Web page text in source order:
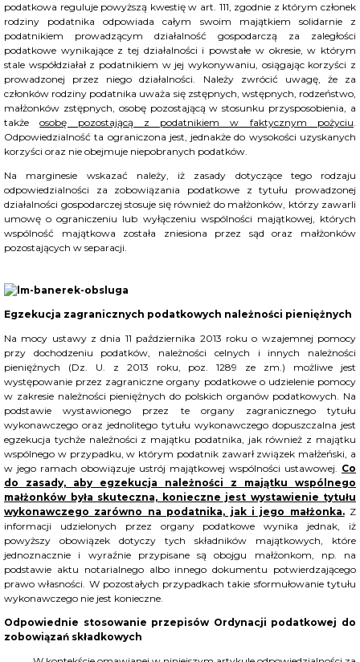
podatkowa reguluje powyższą kwestię w art. 111, zgodnie z którym członek
rodziny podatnika odpowiada całym swoim majątkiem solidarnie z
podatnikiem prowadzącym działalność gospodarczą za zaległości
podatkowe wynikające z tej działalności i powstałe w okresie, w którym
stale współdziałał z podatnikiem w jej wykonywaniu, osiągając korzyści z
prowadzonej przez niego działalności. Należy zwrócić uwagę, że za
członków rodziny podatnika uważa się zstępnych, wstępnych, rodzeństwo,
małżonków zstępnych, osobę pozostającą w stosunku przysposobienia, a
takżeosobę pozostającą z podatnikiem w faktycznym pożyciu.
Odpowiedzialność ta ograniczona jest, jednakże do wysokości uzyskanych
korzyści oraz nie obejmuje niepobranych podatków.
Na marginesie wskazać należy, iż zasady dotyczące tego rodzaju
odpowiedzialności za zobowiązania podatkowe z tytułu prowadzonej
działalności gospodarczej stosuje się również do małżonków, którzy zawarli
umowę o ograniczeniu lub wyłączeniu wspólności majątkowej, których
wspólność majątkowa została zniesiona przez sąd oraz małżonków
pozostających w separacji.
Egzekucja zagranicznych podatkowych należności pieniężnych
Na mocy ustawy z dnia 11 października 2013 roku o wzajemnej pomocy
przy dochodzeniu podatków, należności celnych i innych należności
pieniężnych (Dz. U. z 2013 roku, poz. 1289 ze zm.) możliwe jest
występowanie przez zagraniczne organy podatkowe o udzielenie pomocy
w zakresie należności pieniężnych do polskich organów podatkowych. Na
podstawie wystawionego przez te organy zagranicznego tytułu
wykonawczego oraz jednolitego tytułu wykonawczego dopuszczalna jest
egzekucja tychże należności z majątku podatnika, jak również z majątku
wspólnego w przypadku, w którym podatnik zawarł związek małżeński, a
w jego ramach obowiązuje ustrój majątkowej wspólności ustawowej. Co
do zasady, aby egzekucja należności z majątku wspólnego
małżonków była skuteczna, konieczne jest wystawienie tytułu
wykonawczego zarówno na podatnika, jak i jego małżonka.Z
informacji udzielonych przez organy podatkowe wynika jednak, iż
powyższy obowiązek dotyczy tych składników majątkowych, które
jednoznacznie i wyraźnie przypisane są obojgu małżonkom, np. na
podstawie aktu notarialnego albo innego dokumentu potwierdzającego
prawo własności. W pozostałych przypadkach takie sformułowanie tytułu
wykonawczego nie jest konieczne.
Odpowiednie stosowanie przepisów Ordynacji podatkowej do
zobowiązań składkowych